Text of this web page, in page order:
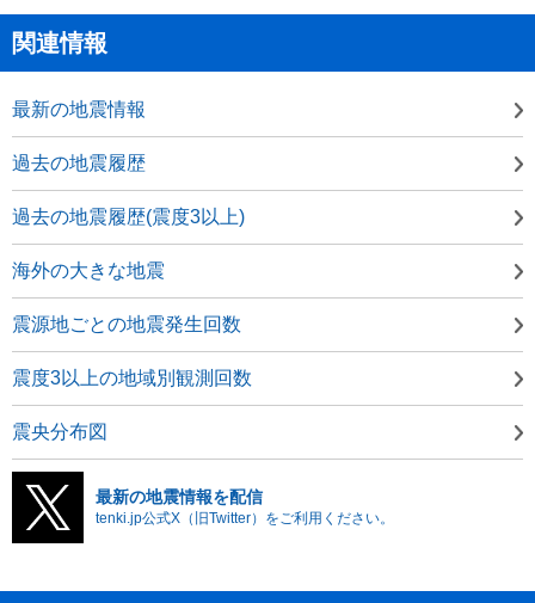
関連情報
最新の地震情報
過去の地震履歴
過去の地震履歴(震度3以上)
海外の大きな地震
震源地ごとの地震発生回数
震度3以上の地域別観測回数
震央分布図
最新の地震情報を配信
tenki.jp公式X（旧Twitter）をご利用ください。